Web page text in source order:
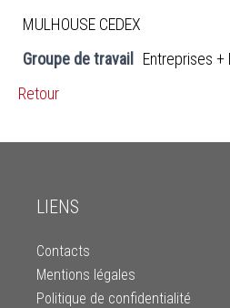
MULHOUSE CEDEX
Groupe de travail
Entreprises +
Retour
LIENS
Contacts
Mentions légales
Politique de confidentialité